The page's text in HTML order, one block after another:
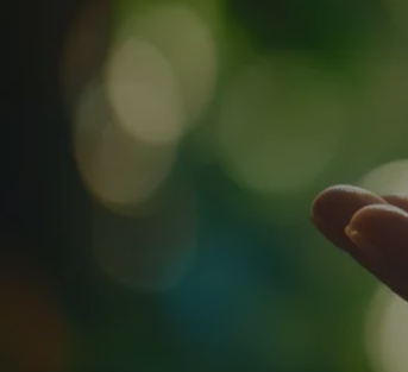
Panneau de gestion des cookies